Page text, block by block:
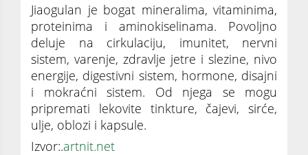
Jiaogulan je bogat mineralima, vitaminima,
proteinima i aminokiselinama. Povoljno
deluje na cirkulaciju, imunitet, nervni
sistem, varenje, zdravlje jetre i slezine, nivo
energije, digestivni sistem, hormone, disajni
i mokraćni sistem. Od njega se mogu
pripremati lekovite tinkture, čajevi, sirće,
ulje, oblozi i kapsule.
Izvor:.artnit.net